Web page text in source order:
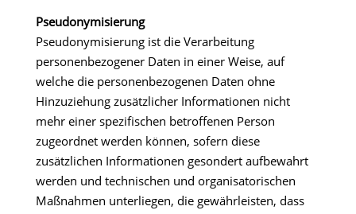
Pseudonymisierung
Pseudonymisierung ist die Verarbeitung
personenbezogener Daten in einer Weise, auf
welche die personenbezogenen Daten ohne
Hinzuziehung zusätzlicher Informationen nicht
mehr einer spezifischen betroffenen Person
zugeordnet werden können, sofern diese
zusätzlichen Informationen gesondert aufbewahrt
werden und technischen und organisatorischen
Maßnahmen unterliegen, die gewährleisten, dass